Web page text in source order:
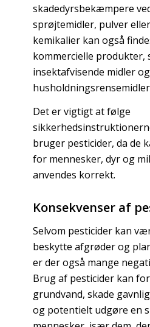
skadedyrsbekæmpere
sprøjtemidler, pulver
kemikalier kan også
kommercielle produkter,
insektafvisende midler og
Det er vigtigt at følge
bruger pesticider, da de
for mennesker, dyr og
anvendes korrekt.
Konsekvenser af
Selvom pesticider kan
beskytte afgrøder og
er der også mange
Brug af pesticider kan
grundvand, skade
og potentielt udgøre en